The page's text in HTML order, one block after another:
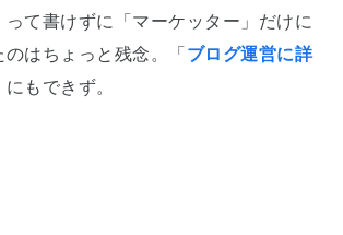
って書けずに「マーケッター」だけに
はちょっと残念。「 ブログ運営に詳
にもできず。